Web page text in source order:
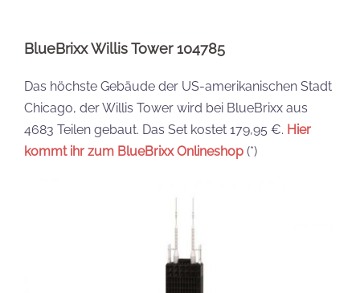
BlueBrixx Willis Tower 104785
Das höchste Gebäude der US-amerikanischen Stadt
Chicago, der Willis Tower wird bei BlueBrixx aus
4683 Teilen gebaut. Das Set kostet 179,95 €. Hier
kommt ihr zum BlueBrixx Onlineshop (*)